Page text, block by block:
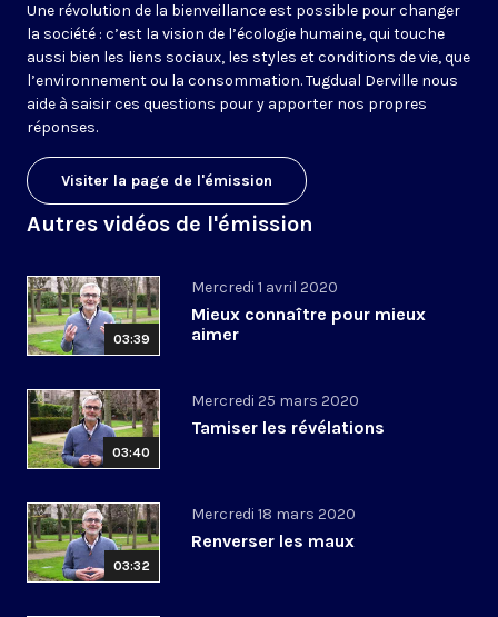
Une révolution de la bienveillance est possible pour changer
la société : c’est la vision de l’écologie humaine, qui touche
aussi bien les liens sociaux, les styles et conditions de vie, que
l’environnement ou la consommation. Tugdual Derville nous
aide à saisir ces questions pour y apporter nos propres
réponses.
Visiter la page de l'émission
Autres vidéos de l'émission
03:39
Mercredi 1 avril 2020
Mieux connaître pour mieux
aimer
03:40
Mercredi 25 mars 2020
Tamiser les révélations
03:32
Mercredi 18 mars 2020
Renverser les maux